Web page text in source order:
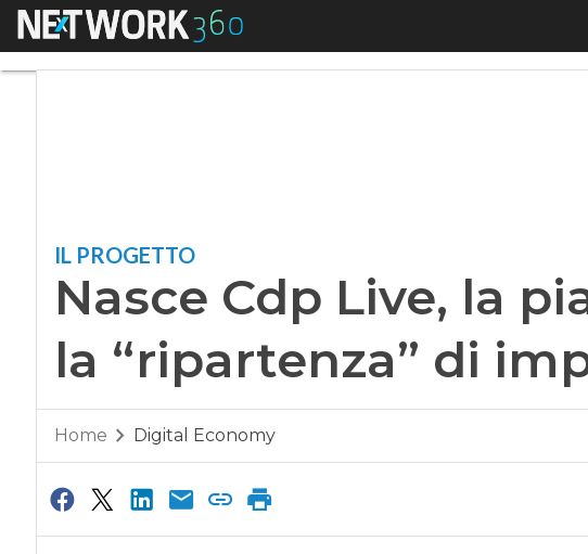
Menu
IL PROGETTO
Nasce Cdp Live, la
la “ripartenza” di
Home Digital Economy